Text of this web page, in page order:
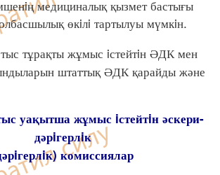
медициналық қызмет бастығы
өкiлi тартылуы мүмкiн.
тұрақты жұмыс iстейтiн ӘДК мен
штаттық ӘДК қарайды және
уақытша жұмыс iстейтiн әскери-
дәрiгерлiк
комиссиялар